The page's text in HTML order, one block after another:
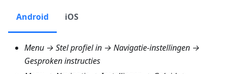
Android iOS
Menu → Stel profiel in → Navigatie-instellingen →
Gesproken instructies